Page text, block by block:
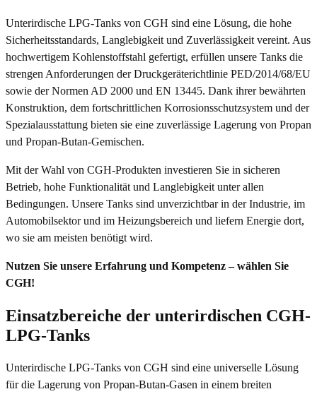
Unterirdische LPG-Tanks von CGH sind eine Lösung, die hohe
Sicherheitsstandards, Langlebigkeit und Zuverlässigkeit vereint. Aus
hochwertigem Kohlenstoffstahl gefertigt, erfüllen unsere Tanks die
strengen Anforderungen der Druckgeräterichtlinie PED/2014/68/EU
sowie der Normen AD 2000 und EN 13445. Dank ihrer bewährten
Konstruktion, dem fortschrittlichen Korrosionsschutzsystem und der
Spezialausstattung bieten sie eine zuverlässige Lagerung von Propan
und Propan-Butan-Gemischen.
Mit der Wahl von CGH-Produkten investieren Sie in sicheren
Betrieb, hohe Funktionalität und Langlebigkeit unter allen
Bedingungen. Unsere Tanks sind unverzichtbar in der Industrie, im
Automobilsektor und im Heizungsbereich und liefern Energie dort,
wo sie am meisten benötigt wird.
Nutzen Sie unsere Erfahrung und Kompetenz – wählen Sie
CGH!
Einsatzbereiche der unterirdischen CGH-
LPG-Tanks
Unterirdische LPG-Tanks von CGH sind eine universelle Lösung
für die Lagerung von Propan-Butan-Gasen in einem breiten